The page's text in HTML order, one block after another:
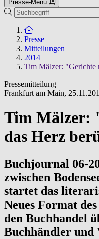
Presse-Menü
Suche
Zur Startseite
Presse
Mitteilungen
2014
Tim Mälzer: "Gerichte
Pressemitteilung
Frankfurt am Main,
Tim Mälzer:
das Herz
Buchjournal 06-
zwischen
startet das
Neues Format
den Buchhandel
Buchhändler und